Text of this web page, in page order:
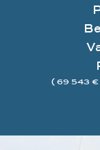
( 69 543 €